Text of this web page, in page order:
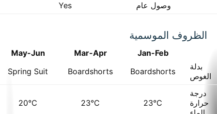
وصول عام
Yes
الظروف الموسمية
Jan-Feb
Mar-Apr
May-Jun
بدلة
الغوص
Boardshorts
Boardshorts
Spring Suit
درجة
حرارة
23°C
23°C
20°C